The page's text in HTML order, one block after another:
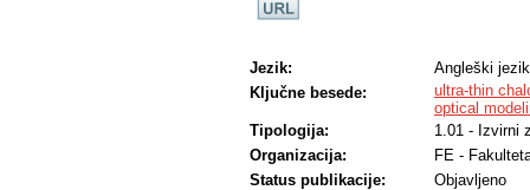
Jezik:
Angleški jezik
Ključne besede:
ultra-thin
optical
Tipologija:
1.01 - Izvirni
Organizacija:
FE -
Status publikacije:
Objavljeno